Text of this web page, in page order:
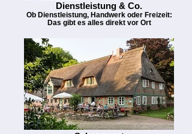
Dienstleistung & Co.
Ob Dienstleistung, Handwerk oder Freizeit:
Das gibt es alles direkt vor Ort